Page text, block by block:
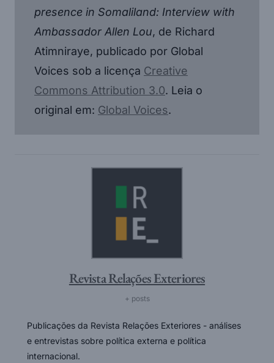
presence in Somaliland: Interview with
Ambassador Allen Lou, de Richard
Atimniraye, publicado por Global
Voices sob a licença Creative
Commons Attribution 3.0. Leia o
original em: Global Voices.
Revista Relações Exteriores
+ posts
Publicações da Revista Relações Exteriores - análises
e entrevistas sobre política externa e política
internacional.